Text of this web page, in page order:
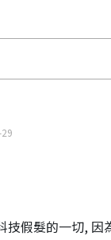
假髮的一切,